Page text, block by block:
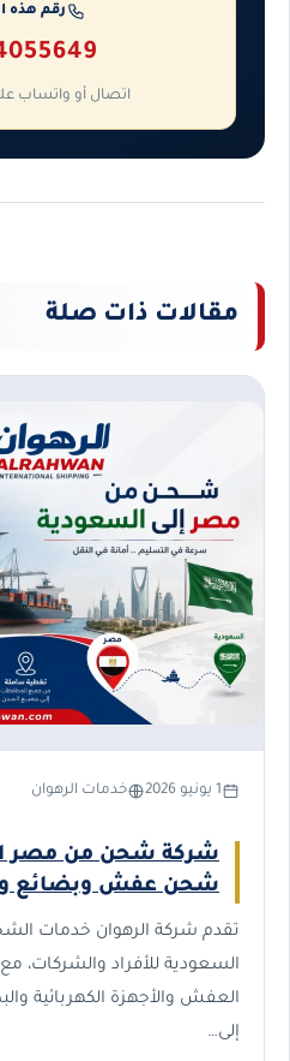
رقم هذه
اتصال أو واتساب
مقالات ذات صلة
1 يونيو 2026 خدمات الرهوان
شركة شحن من مصر
شحن عفش وبضائع
تقدم شركة الرهوان خدمات
السعودية للأفراد والشركات،
العفش والأجهزة الكهربائية
إلى…